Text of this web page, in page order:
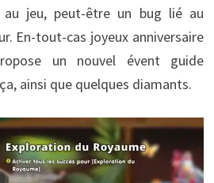
jeu, peut-être un bug lié au
En-tout-cas joyeux anniversaire
un nouvel évent guide
ainsi que quelques diamants.